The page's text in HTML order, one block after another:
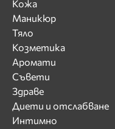
Кожа
Маникюр
Тяло
Козметика
Аромати
Съвети
Здраве
Диети и отслабване
Интимно